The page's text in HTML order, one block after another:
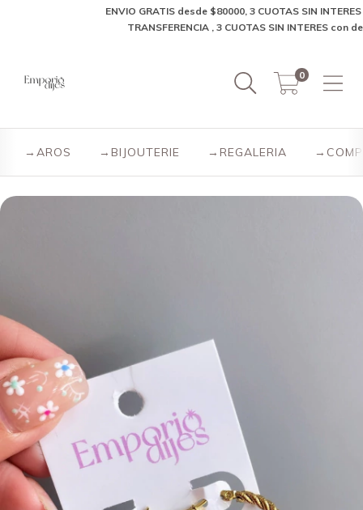
ENVIO GRATIS desde $80000, 3 CUOTAS SIN INTERES , 10%
TRANSFERENCIA , 3 CUOTAS SIN INTERES con debito✨
0
→AROS →BIJOUTERIE →REGALERIA